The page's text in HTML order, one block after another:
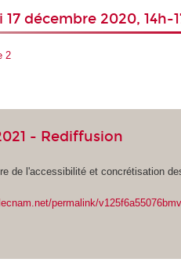
décembre 2020, 14h-
2
- Rediffusion
de l'accessibilité et concrétisation
permalink/